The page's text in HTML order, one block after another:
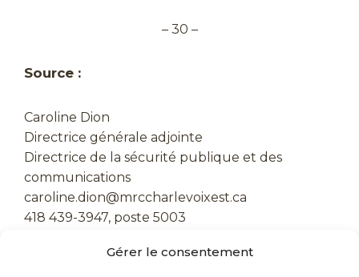
Gérer le consentement
– 30 –
Source :
Caroline Dion
Directrice générale adjointe
Directrice de la sécurité publique et des
communications
caroline.dion@mrccharlevoixest.ca
418 439-3947, poste 5003